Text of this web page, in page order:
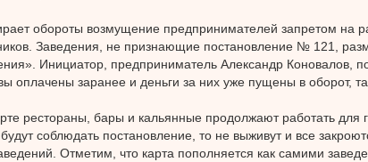
обороты возмущение предпринимателей запретом на
Заведения, не признающие постановление № 121,
Инициатор, предприниматель Александр Коновалов,
оплачены заранее и деньги за них уже пущены в оборот,
рестораны, бары и кальянные продолжают работать для
соблюдать постановление, то не выживут и все
Отметим, что карта пополняется как самими